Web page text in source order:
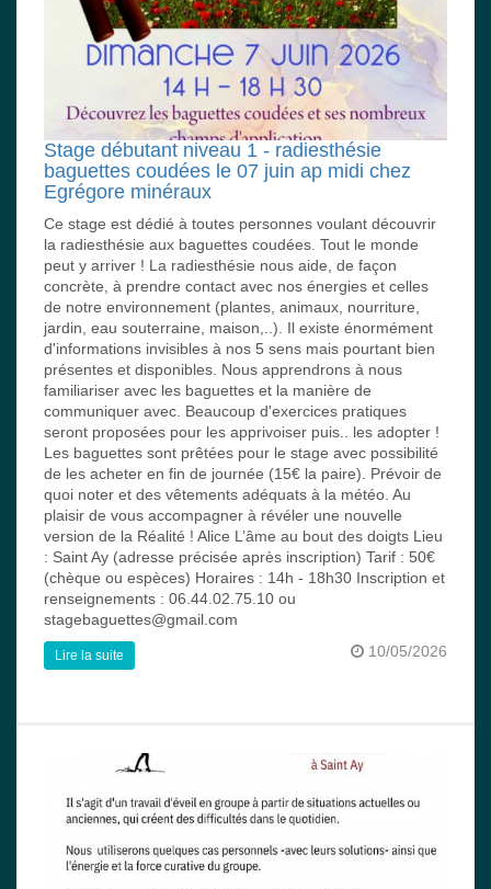
Stage débutant niveau 1 - radiesthésie
baguettes coudées le 07 juin ap midi chez
Egrégore minéraux
Ce stage est dédié à toutes personnes voulant découvrir
la radiesthésie aux baguettes coudées. Tout le monde
peut y arriver ! La radiesthésie nous aide, de façon
concrète, à prendre contact avec nos énergies et celles
de notre environnement (plantes, animaux, nourriture,
jardin, eau souterraine, maison,..). Il existe énormément
d'informations invisibles à nos 5 sens mais pourtant bien
présentes et disponibles. Nous apprendrons à nous
familiariser avec les baguettes et la manière de
communiquer avec. Beaucoup d'exercices pratiques
seront proposées pour les apprivoiser puis.. les adopter !
Les baguettes sont prêtées pour le stage avec possibilité
de les acheter en fin de journée (15€ la paire). Prévoir de
quoi noter et des vêtements adéquats à la météo. Au
plaisir de vous accompagner à révéler une nouvelle
version de la Réalité ! Alice L’âme au bout des doigts Lieu
: Saint Ay (adresse précisée après inscription) Tarif : 50€
(chèque ou espèces) Horaires : 14h - 18h30 Inscription et
renseignements : 06.44.02.75.10 ou
stagebaguettes@gmail.com
10/05/2026
Lire la suite